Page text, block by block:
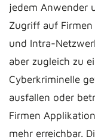
jedem Anwender
Zugriff auf
und Intra-
aber zugleich zu
Cyberkriminelle
ausfallen oder
Firmen
mehr erreichbar.